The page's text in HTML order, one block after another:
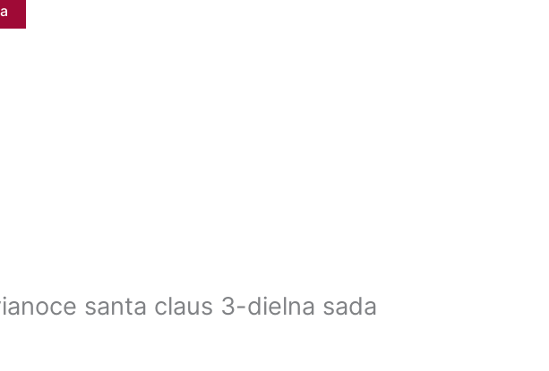
santa claus 3-dielna sada